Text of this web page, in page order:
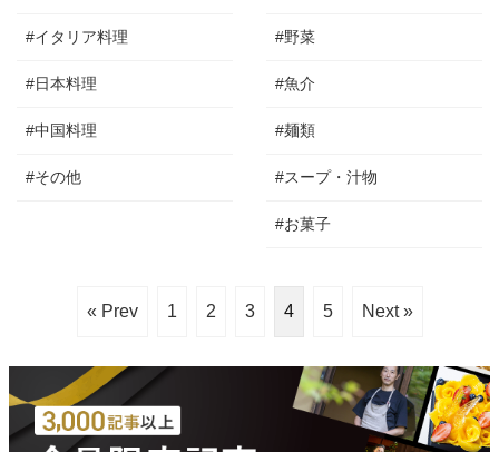
#イタリア料理
#日本料理
#中国料理
#その他
#野菜
#魚介
#麺類
#スープ・汁物
#お菓子
« Prev 1 2 3 4 5 Next »